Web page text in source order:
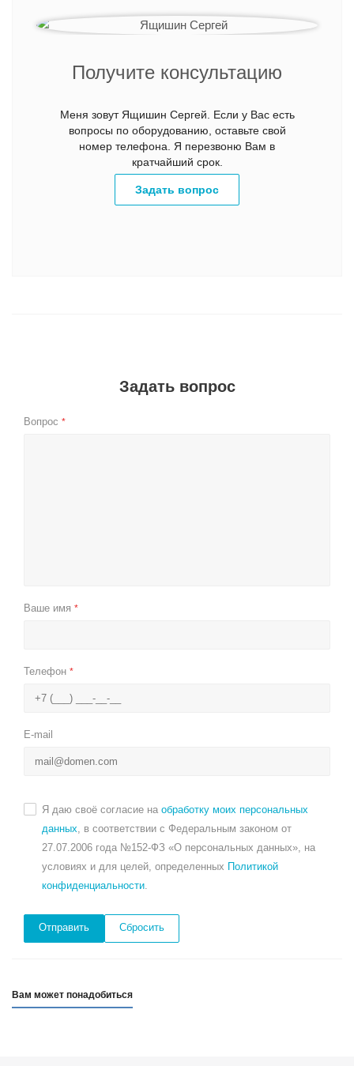
Получите консультацию
Меня зовут Ящишин Сергей. Если у Вас есть
вопросы по оборудованию, оставьте свой
номер телефона. Я перезвоню Вам в
кратчайший срок.
Задать вопрос
Задать вопрос
Вопрос *
Ваше имя *
Телефон *
E-mail
Я даю своё согласие на обработку моих персональных
данных, в соответствии с Федеральным законом от
27.07.2006 года №152-ФЗ «О персональных данных», на
условиях и для целей, определенных Политикой
конфиденциальности.
Сбросить
Вам может понадобиться